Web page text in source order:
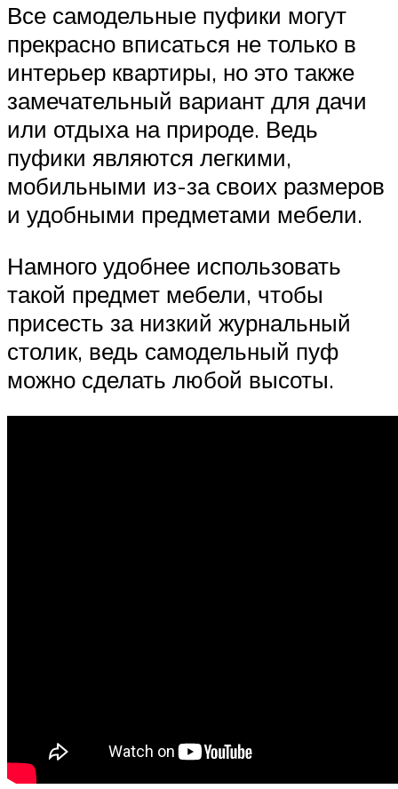
Все самодельные пуфики могут
прекрасно вписаться не только в
интерьер квартиры, но это также
замечательный вариант для дачи
или отдыха на природе. Ведь
пуфики являются легкими,
мобильными из-за своих размеров
и удобными предметами мебели.
Намного удобнее использовать
такой предмет мебели, чтобы
присесть за низкий журнальный
столик, ведь самодельный пуф
можно сделать любой высоты.